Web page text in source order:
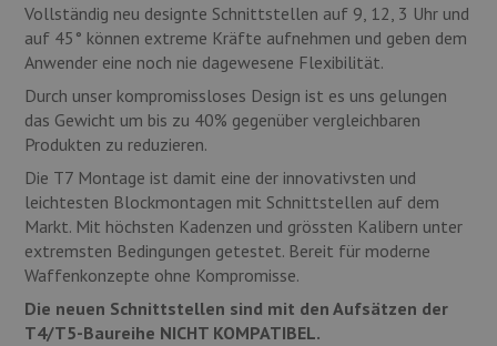
Vollständig neu designte Schnittstellen auf 9, 12, 3 Uhr und
auf 45° können extreme Kräfte aufnehmen und geben dem
Anwender eine noch nie dagewesene Flexibilität.
Durch unser kompromissloses Design ist es uns gelungen
das Gewicht um bis zu 40% gegenüber vergleichbaren
Produkten zu reduzieren.
Die T7 Montage ist damit eine der innovativsten und
leichtesten Blockmontagen mit Schnittstellen auf dem
Markt. Mit höchsten Kadenzen und grössten Kalibern unter
extremsten Bedingungen getestet. Bereit für moderne
Waffenkonzepte ohne Kompromisse.
Die neuen Schnittstellen sind mit den Aufsätzen der
T4/T5-Baureihe NICHT KOMPATIBEL.